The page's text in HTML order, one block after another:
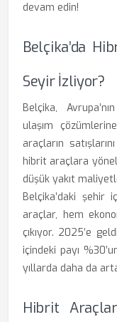
devam edin!
Belçika’da
Seyir İzliyor?
Belçika,
ulaşım
araçların
hibrit araçlara
düşük yakıt
Belçika’daki şehir
araçlar, hem
çıkıyor. 2025’e
içindeki payı
yıllarda daha da
Hibrit